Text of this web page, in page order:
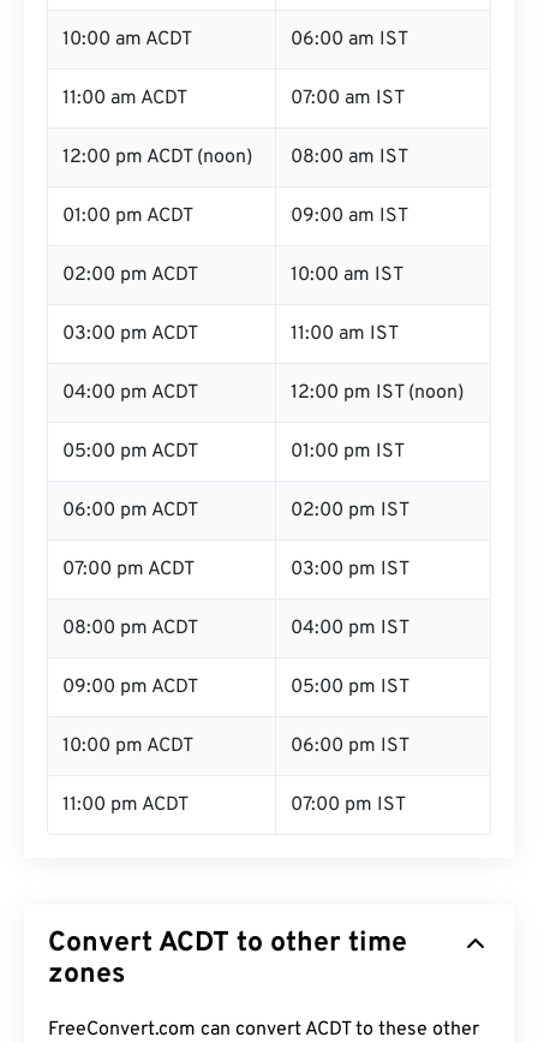
10:00 am ACDT 06:00 am IST
11:00 am ACDT 07:00 am IST
12:00 pm ACDT (noon) 08:00 am IST
01:00 pm ACDT 09:00 am IST
02:00 pm ACDT 10:00 am IST
03:00 pm ACDT 11:00 am IST
04:00 pm ACDT 12:00 pm IST (noon)
05:00 pm ACDT 01:00 pm IST
06:00 pm ACDT 02:00 pm IST
07:00 pm ACDT 03:00 pm IST
08:00 pm ACDT 04:00 pm IST
09:00 pm ACDT 05:00 pm IST
10:00 pm ACDT 06:00 pm IST
11:00 pm ACDT 07:00 pm IST
Convert ACDT to other time
zones
FreeConvert.com can convert ACDT to these other